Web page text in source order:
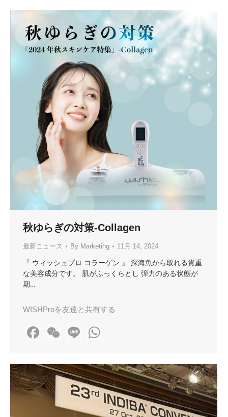
秋ゆらぎの対策-Collagen
最新ニュース By Marketing 11月 14, 2024
『 ウィッシュプロ コラーゲン 』 深海魚から取れる貴重
な美容成分です。 肌がふっくらとし 弾力のある状態が
期…
WISHProを友達と共有する
Facebook
WeChat
Line